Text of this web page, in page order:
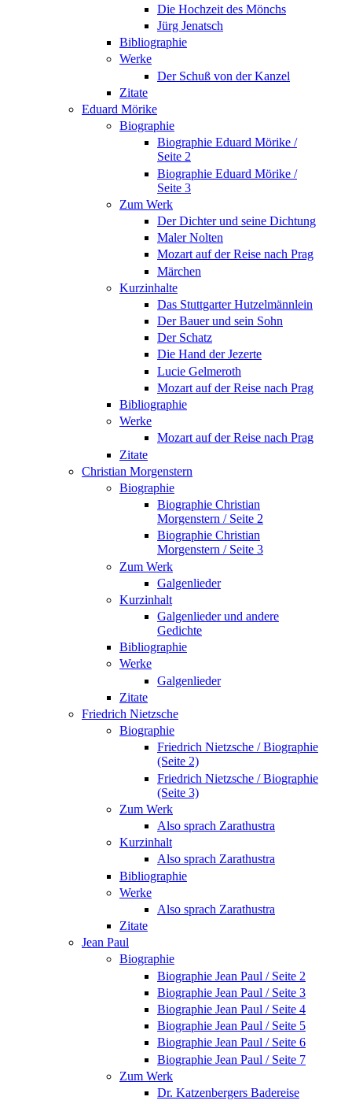
Die Hochzeit des Mönchs
Jürg Jenatsch
Bibliographie
Werke
Der Schuß von der Kanzel
Zitate
Eduard Mörike
Biographie
Biographie Eduard Mörike /
Seite 2
Biographie Eduard Mörike /
Seite 3
Zum Werk
Der Dichter und seine Dichtung
Maler Nolten
Mozart auf der Reise nach Prag
Märchen
Kurzinhalte
Das Stuttgarter Hutzelmännlein
Der Bauer und sein Sohn
Der Schatz
Die Hand der Jezerte
Lucie Gelmeroth
Mozart auf der Reise nach Prag
Bibliographie
Werke
Mozart auf der Reise nach Prag
Zitate
Christian Morgenstern
Biographie
Biographie Christian
Morgenstern / Seite 2
Biographie Christian
Morgenstern / Seite 3
Zum Werk
Galgenlieder
Kurzinhalt
Galgenlieder und andere
Gedichte
Bibliographie
Werke
Galgenlieder
Zitate
Friedrich Nietzsche
Biographie
Friedrich Nietzsche / Biographie
(Seite 2)
Friedrich Nietzsche / Biographie
(Seite 3)
Zum Werk
Also sprach Zarathustra
Kurzinhalt
Also sprach Zarathustra
Bibliographie
Werke
Also sprach Zarathustra
Zitate
Jean Paul
Biographie
Biographie Jean Paul / Seite 2
Biographie Jean Paul / Seite 3
Biographie Jean Paul / Seite 4
Biographie Jean Paul / Seite 5
Biographie Jean Paul / Seite 6
Biographie Jean Paul / Seite 7
Zum Werk
Dr. Katzenbergers Badereise